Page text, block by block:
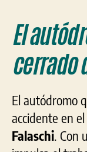
El
cerrado
El autódromo
accidente en
Falaschi. Con